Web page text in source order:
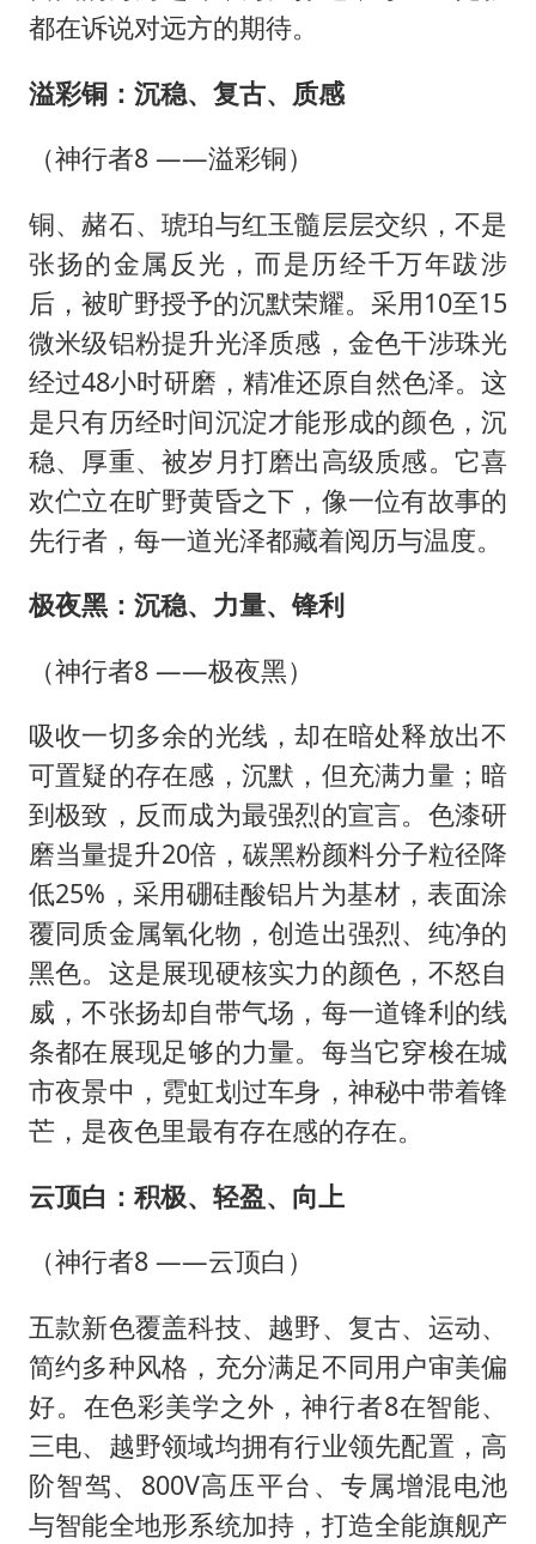
都在诉说对远方的期待。
溢彩铜：沉稳、复古、质感
（神行者8 ——溢彩铜）
铜、赭石、琥珀与红玉髓层层交织，不是
张扬的金属反光，而是历经千万年跋涉
后，被旷野授予的沉默荣耀。采用10至15
微米级铝粉提升光泽质感，金色干涉珠光
经过48小时研磨，精准还原自然色泽。这
是只有历经时间沉淀才能形成的颜色，沉
稳、厚重、被岁月打磨出高级质感。它喜
欢伫立在旷野黄昏之下，像一位有故事的
先行者，每一道光泽都藏着阅历与温度。
极夜黑：沉稳、力量、锋利
（神行者8 ——极夜黑）
吸收一切多余的光线，却在暗处释放出不
可置疑的存在感，沉默，但充满力量；暗
到极致，反而成为最强烈的宣言。色漆研
磨当量提升20倍，碳黑粉颜料分子粒径降
低25%，采用硼硅酸铝片为基材，表面涂
覆同质金属氧化物，创造出强烈、纯净的
黑色。这是展现硬核实力的颜色，不怒自
威，不张扬却自带气场，每一道锋利的线
条都在展现足够的力量。每当它穿梭在城
市夜景中，霓虹划过车身，神秘中带着锋
芒，是夜色里最有存在感的存在。
云顶白：积极、轻盈、向上
（神行者8 ——云顶白）
五款新色覆盖科技、越野、复古、运动、
简约多种风格，充分满足不同用户审美偏
好。在色彩美学之外，神行者8在智能、
三电、越野领域均拥有行业领先配置，高
阶智驾、800V高压平台、专属增混电池
与智能全地形系统加持，打造全能旗舰产